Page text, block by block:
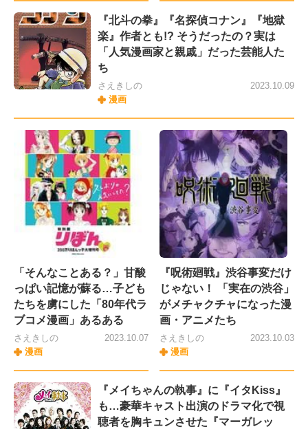
『北斗の拳』『名探偵コナン』『地獄
楽』作者とも!? そうだったの？実は
「人気漫画家と親戚」だった芸能人た
ち
さえきしの
漫画
2023.10.09
「そんなことある？」甘酸
っぱい記憶が蘇る…子ども
たちを虜にした「80年代ラ
ブコメ漫画」あるある
さえきしの
漫画
2023.10.07
『呪術廻戦』渋谷事変だけ
じゃない！ 「実在の渋谷」
がメチャクチャになった漫
画・アニメたち
さえきしの
漫画
2023.10.03
『メイちゃんの執事』に『イタKiss』
も…豪華キャスト出演のドラマ化で視
聴者を胸キュンさせた『マーガレッ